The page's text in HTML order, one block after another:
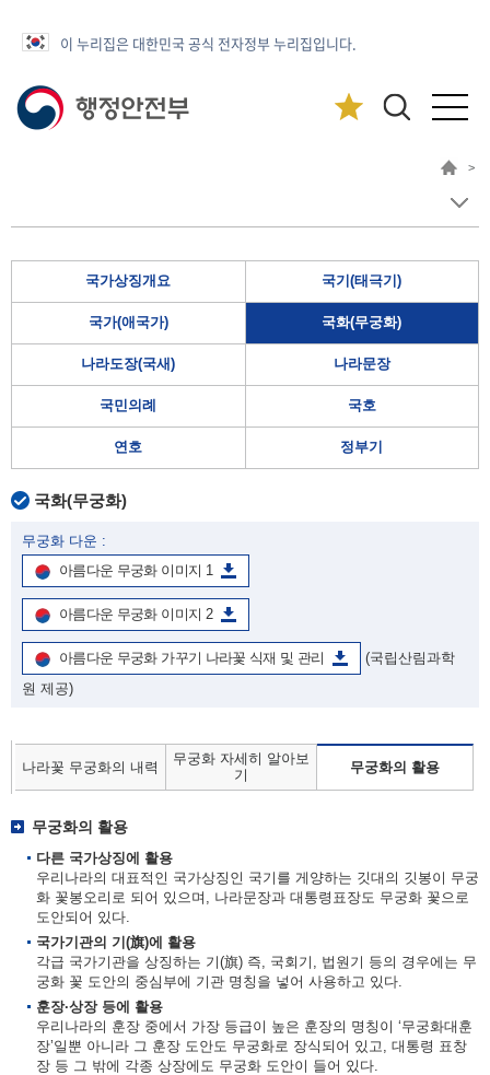
이 누리집은 대한민국 공식 전자정부 누리집입니다.
>
국가상징개요 국기(태극기)
국가(애국가) 국화(무궁화)
나라도장(국새) 나라문장
국민의례 국호
연호 정부기
국화(무궁화)
무궁화 다운 :
아름다운 무궁화 이미지 1
아름다운 무궁화 이미지 2
아름다운 무궁화 가꾸기 나라꽃 식재 및 관리
(국립산림과학
원 제공)
나라꽃 무궁화의 내력
무궁화 자세히 알아보
기
무궁화의 활용
무궁화의 활용
다른 국가상징에 활용
우리나라의 대표적인 국가상징인 국기를 게양하는 깃대의 깃봉이 무궁
화 꽃봉오리로 되어 있으며, 나라문장과 대통령표장도 무궁화 꽃으로
도안되어 있다.
국가기관의 기(旗)에 활용
각급 국가기관을 상징하는 기(旗) 즉, 국회기, 법원기 등의 경우에는 무
궁화 꽃 도안의 중심부에 기관 명칭을 넣어 사용하고 있다.
훈장·상장 등에 활용
우리나라의 훈장 중에서 가장 등급이 높은 훈장의 명칭이 ‘무궁화대훈
장’일뿐 아니라 그 훈장 도안도 무궁화로 장식되어 있고, 대통령 표창
장 등 그 밖에 각종 상장에도 무궁화 도안이 들어 있다.